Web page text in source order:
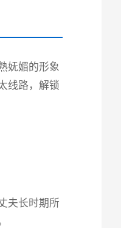
妩媚的形象
线路，解锁
夫长时期所